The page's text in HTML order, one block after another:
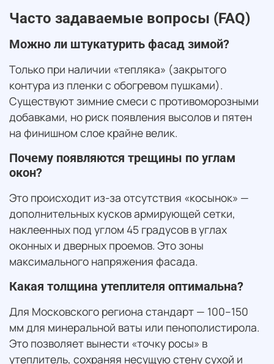
Часто задаваемые вопросы (FAQ)
Можно ли штукатурить фасад зимой?
Только при наличии «тепляка» (закрытого
контура из пленки с обогревом пушками).
Существуют зимние смеси с противоморозными
добавками, но риск появления высолов и пятен
на финишном слое крайне велик.
Почему появляются трещины по углам
окон?
Это происходит из-за отсутствия «косынок» —
дополнительных кусков армирующей сетки,
наклеенных под углом 45 градусов в углах
оконных и дверных проемов. Это зоны
максимального напряжения фасада.
Какая толщина утеплителя оптимальна?
Для Московского региона стандарт — 100–150
мм для минеральной ваты или пенополистирола.
Это позволяет вынести «точку росы» в
утеплитель, сохраняя несущую стену сухой и